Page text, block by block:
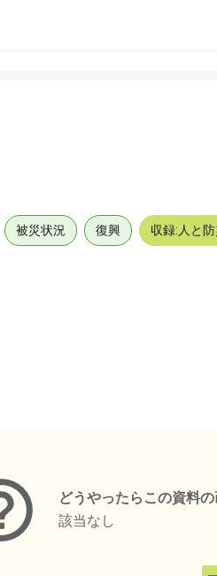
被災状況 復興 収録:人と
どうやったらこの資料
該当なし